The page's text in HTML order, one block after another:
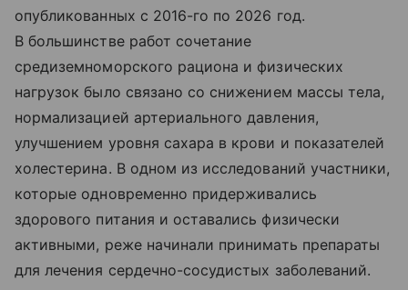
опубликованных с 2016-го по 2026 год.
В большинстве работ сочетание
средиземноморского рациона и физических
нагрузок было связано со снижением массы тела,
нормализацией артериального давления,
улучшением уровня сахара в крови и показателей
холестерина. В одном из исследований участники,
которые одновременно придерживались
здорового питания и оставались физически
активными, реже начинали принимать препараты
для лечения сердечно-сосудистых заболеваний.